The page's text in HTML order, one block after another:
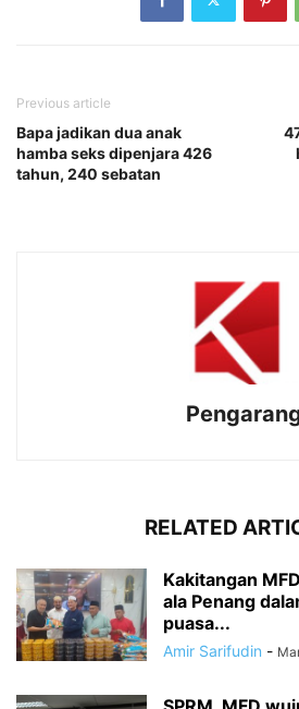
Previous article
Bapa jadikan dua anak
hamba seks dipenjara 426
tahun, 240 sebatan
RELATED
Kakitangan
ala Penang
puasa...
Amir Sarifudin -